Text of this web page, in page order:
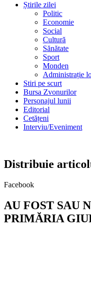
Știrile zilei
Politic
Economie
Social
Cultură
Sănătate
Sport
Monden
Administrație
Stiri pe scurt
Bursa Zvonurilor
Personajul lunii
Editorial
Cetățeni
Interviu/Eveniment
Distribuie
Facebook
AU FOST SAU
PRIMĂRIA